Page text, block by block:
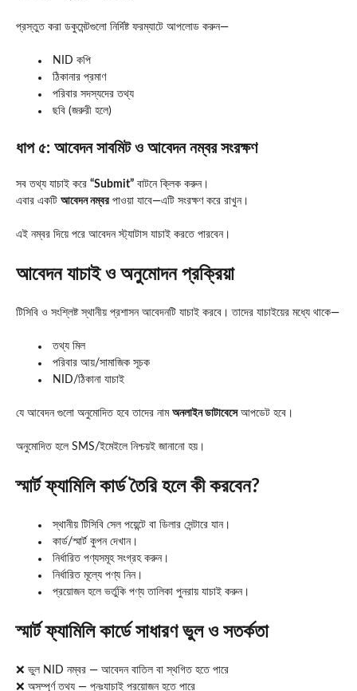
প্রস্তুত করা ডকুমেন্টগুলো নির্দিষ্ট ফরম্যাটে আপলোড করুন—
NID কপি
ঠিকানার প্রমাণ
পরিবার সদস্যদের তথ্য
ছবি (জরুরী হলে)
ধাপ ৫: আবেদন সাবমিট ও আবেদন নম্বর সংরক্ষণ
সব তথ্য যাচাই করে “Submit” বাটনে ক্লিক করুন।
এবার একটি আবেদন নম্বর পাওয়া যাবে—এটি সংরক্ষণ করে রাখুন।
এই নম্বর দিয়ে পরে আবেদন স্ট্যাটাস যাচাই করতে পারবেন।
আবেদন যাচাই ও অনুমোদন প্রক্রিয়া
টিসিবি ও সংশ্লিষ্ট স্থানীয় প্রশাসন আবেদনটি যাচাই করবে। তাদের যাচাইয়ের মধ্যে থাকে—
তথ্য মিল
পরিবার আয়/সামাজিক সূচক
NID/ঠিকানা যাচাই
যে আবেদন গুলো অনুমোদিত হবে তাদের নাম অনলাইন ডাটাবেসেআপডেট হবে।
অনুমোদিত হলে SMS/ইমেইলে নিশ্চয়ই জানানো হয়।
স্মার্ট ফ্যামিলি কার্ড তৈরি হলে কী করবেন?
স্থানীয় টিসিবি সেল পয়েন্টে বা ডিলার সেন্টারে যান।
কার্ড/স্মার্ট কুপন দেখান।
নির্ধারিত পণ্যসমূহ সংগ্রহ করুন।
নির্ধারিত মূল্যে পণ্য নিন।
প্রয়োজন হলে ভর্তুকি পণ্য তালিকা পুনরায় যাচাই করুন।
স্মার্ট ফ্যামিলি কার্ডে সাধারণ ভুল ও সতর্কতা
❌ ভুল NID নম্বর — আবেদন বাতিল বা স্থগিত হতে পারে
❌ অসম্পূর্ণ তথ্য — পুনঃযাচাই প্রয়োজন হতে পারে